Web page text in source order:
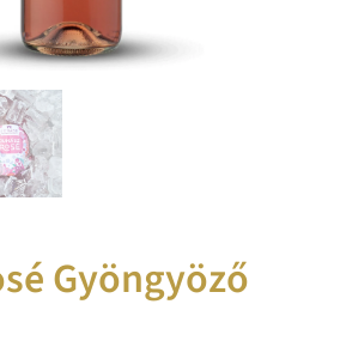
Gyöngyöző